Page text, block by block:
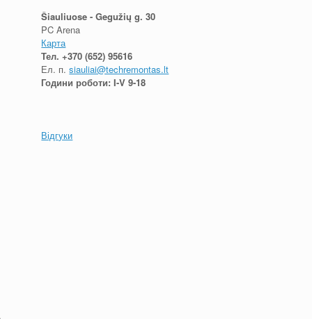
Šiauliuose - Gegužių g. 30
PC Arena
Карта
Тел.+370 (652) 95616
Ел. п.siauliai@techremontas.lt
Години роботи: I-V 9-18
Відгуки